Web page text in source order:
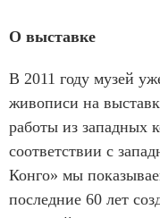
О выставке
В 2011 году музей
живописи на
работы из западных
соответствии с
Конго» мы
последние 60 лет